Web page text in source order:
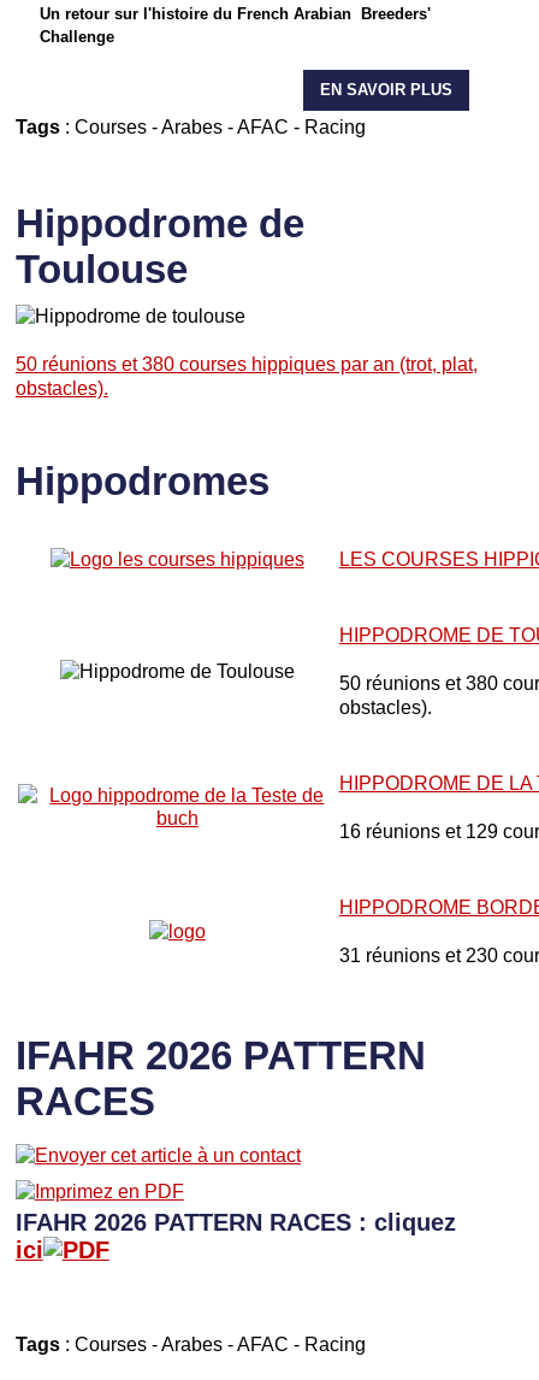
Un retour sur l'histoire du French Arabian Breeders'
Challenge
EN SAVOIR PLUS
Tags: Courses-Arabes-AFAC - Racing
Hippodrome de
Toulouse
50 réunions et 380 courses hippiques par an (trot, plat,
obstacles).
Hippodromes
LES COURSES
HIPPODROME DE
50 réunions et 380
obstacles).
HIPPODROME DE LA
16 réunions et 129
HIPPODROME
31 réunions et 230
IFAHR 2026 PATTERN
RACES
IFAHR 2026 PATTERN RACES : cliquez
ici
Tags: Courses-Arabes-AFAC - Racing